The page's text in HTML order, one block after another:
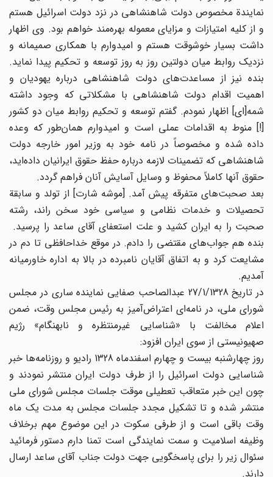
نمایندة مخصوص دولت شاهنشاهی در نزد دولت اسرائیل هستم
و از کلیه امتیازات و مزایای معموله بهره‌مند خواهم بود. وی اظهار
داشت بسیار خوشوقت هستم و امیدوارم با همکاری صمیمانه و
نزدیک روابط میان دولتین روز به روز توسعه و تحکیم پیدا نماید.
بنده نیز از مساعدت‌های دولت شاهنشاهی درباره یهودیان و
اهمیت اقدام دولت شاهنشاهی با مشکلاتی که وجود داشته
شمه[ای] اظهار نمودم. گفتم توسعه و تحکیم روابط میان دو کشور
[!] منوط به اقدامات عملی است و امیدوارم همان‌طور که وعده
داده شده و مخصوصاً در نامه خود به وزیر امور خارجه دولت
شاهنشاهی که تضمینات لازمه درباره حفظ حقوق ایرانیان داده‌اید،
حقوق آنها کاملاً محفوظ و وسایل آسایش آنان فراهم گردد.
بعد صحبت‌های متفرقه پیش آمد. [موشه شارت] از تولد و سابقة
تحصیلات و خدمات نظامی و سیاسی خود سخن راند، رشته
صحبت را به ایران کشید و علت استعفای آقای ساعد را پرسید.
بنده هم جواب‌های مقتضی را دادم. در موقع خداحافظی تا دم در
مشایعت کرد و به اتفاق آقایان نامبرده در بالا به اداره خاورمیانه
آمدیم.
در تاریخ 27/1/1328 عبدالصاحب صفایی نماینده ساری در مجلس
شورای ملی، در نامه‌ای اعتراض‌آمیز به رئیس مجلس وقت، ضمن
اعلام مخالفت با «شناسایی غیرمنتظره و نابهنگام» رژیم
صهیونیستی از سوی ایران افزود:
روز چهارشنبه بیست و چهارم اسفندماه 1328 رادیو و روزنامه‌ها خبر
شناسایی دولت اسرائیل را از طرف دولت ایران منتشر نمودند و
چون این خبر متعاقب تعطیلی موقت جلسات مجلس شورای ملی
منتشر شده و تا تشکیل مجدد جلسات مجلس به مدت یک ماه
وقت باقی است و از طرفی سکوت در این موضوع مهم برخلاف
وظیفه اسلامیت و سمت نمایندگی است تمنا دارم دستور فرمائید
سئوال زیر را برای پاسخگویی جهت دولت جناب آقای ساعد ارسال
دارند.